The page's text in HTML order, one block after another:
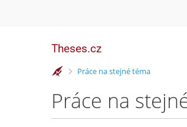
Theses.cz
>Práce na stejné téma
Práce na